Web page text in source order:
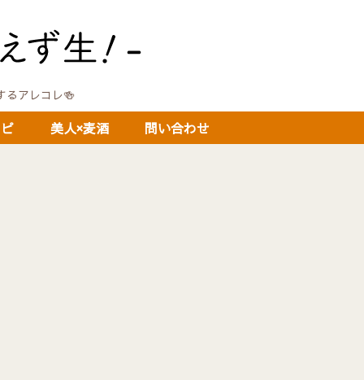
アレコレ🍻
美人×麦酒 問い合わせ